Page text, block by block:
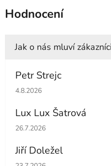
Hodnocení
Petr Strejc
Hodnocení obchodu je 5 z 5
4.8.2026
Lux Lux Šatrová
Hodnocení obchodu je 5 z 5
26.7.2026
Jiří Doležel
Hodnocení obchodu je 5 z 5